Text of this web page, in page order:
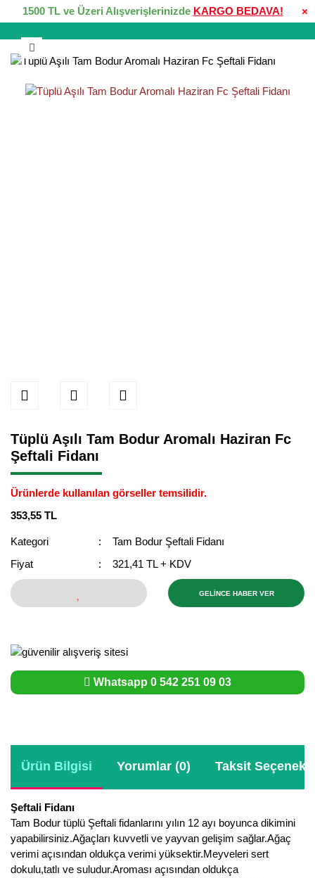
×
1500 TL ve Üzeri Alışverişlerinizde KARGO BEDAVA!
Tüplü Aşılı Tam Bodur Aromalı Haziran Fc
Şeftali Fidanı
Ürünlerde kullanılan görseller temsilidir.
353,55 TL
Kategori
Tam Bodur Şeftali Fidanı
Fiyat
321,41 TL + KDV
GELİNCE HABER VER
Whatsapp 0 542 251 09 03
Ürün Bilgisi Yorumlar (0) Taksit
Şeftali Fidanı
Tam Bodur tüplü Şeftali fidanlarını yılın 12 ayı boyunca dikimini
yapabilirsiniz.Ağaçları kuvvetli ve yayvan gelişim sağlar.Ağaç
verimi açısından oldukça verimi yüksektir.Meyveleri sert
dokulu,tatlı ve suludur.Aroması açısından oldukça